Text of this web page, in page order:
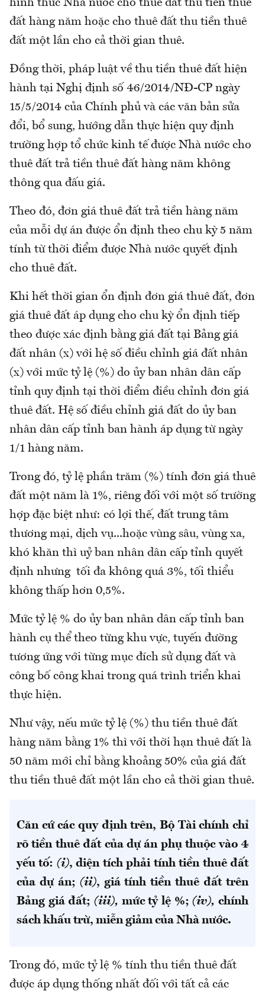
hình thức Nhà nước cho thuê đất thu tiền thuê
đất hàng năm hoặc cho thuê đất thu tiền thuê
đất một lần cho cả thời gian thuê.
Đồng thời, pháp luật về thu tiền thuê đất hiện
hành tại Nghị định số 46/2014/NĐ-CP ngày
15/5/2014 của Chính phủ và các văn bản sửa
đổi, bổ sung, hướng dẫn thực hiện quy định
trường hợp tổ chức kinh tế được Nhà nước cho
thuê đất trả tiền thuê đất hàng năm không
thông qua đấu giá.
Theo đó, đơn giá thuê đất trả tiền hàng năm
của mỗi dự án được ổn định theo chu kỳ 5 năm
tính từ thời điểm được Nhà nước quyết định
cho thuê đất.
Khi hết thời gian ổn định đơn giá thuê đất, đơn
giá thuê đất áp dụng cho chu kỳ ổn định tiếp
theo được xác định bằng giá đất tại Bảng giá
đất nhân (x) với hệ số điều chỉnh giá đất nhân
(x) với mức tỷ lệ (%) do ủy ban nhân dân cấp
tỉnh quy định tại thời điểm điều chỉnh đơn giá
thuê đất. Hệ số điều chỉnh giá đất do ủy ban
nhân dân cấp tỉnh ban hành áp dụng từ ngày
1/1 hàng năm.
Trong đó, tỷ lệ phần trăm (%) tính đơn giá thuê
đất một năm là 1%, riêng đối với một số trường
hợp đặc biệt như: có lợi thế, đất trung tâm
thương mại, dịch vụ...hoặc vùng sâu, vùng xa,
khó khăn thì uỷ ban nhân dân cấp tỉnh quyết
định nhưng tối đa không quá 3%, tối thiểu
không thấp hơn 0,5%.
Mức tỷ lệ % do ủy ban nhân dân cấp tỉnh ban
hành cụ thể theo từng khu vực, tuyến đường
tương ứng với từng mục đích sử dụng đất và
công bố công khai trong quá trình triển khai
thực hiện.
Như vậy, nếu mức tỷ lệ (%) thu tiền thuê đất
hàng năm bằng 1% thì với thời hạn thuê đất là
50 năm mới chỉ bằng khoảng 50% của giá đất
thu tiền thuê đất một lần cho cả thời gian thuê.
Căn cứ các quy định trên, Bộ Tài chính chỉ
rõ tiền thuê đất của dự án phụ thuộc vào 4
yếu tố: (i), diện tích phải tính tiền thuê đất
của dự án; (ii), giá tính tiền thuê đất trên
Bảng giá đất; (iii), mức tỷ lệ %;(iv),chính
sách khấu trừ, miễn giảm của Nhà nước.
Trong đó, mức tỷ lệ % tính thu tiền thuê đất
được áp dụng thống nhất đối với tất cả các